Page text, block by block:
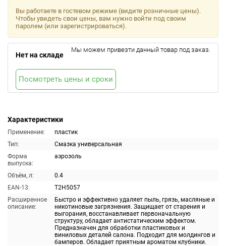
Характеристики
Применение:
пластик
Тип:
Смазка универсальная
Форма
выпуска:
аэрозоль
Объём, л:
0.4
EAN-13:
T2H5057
Расширенное
описание:
Быстро и эффективно удаляет пыль, грязь, масляные и
никотиновые загрязнения. Защищает от старения и
выгорания, восстанавливает первоначальную
структуру, обладает антистатическим эффектом.
Предназначен для обработки пластиковых и
виниловых деталей салона. Подходит для молдингов и
бамперов. Обладает приятным ароматом клубники.
Вы работаете в гостевом режиме (видите розничные цены).
Чтобы увидеть свои цены, вам нужно войти под своим
паролем (или зарегистрироваться).
Нет на складе
Мы можем привезти данный товар под заказ.
Посмотреть цены и сроки